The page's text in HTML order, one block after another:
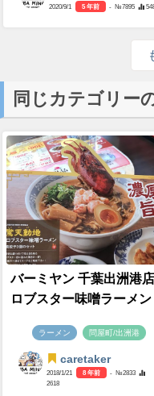
2020/9/1 5 年前 - №7895
同じカテゴリー
バーミヤン 千葉出洲港店
ロブスター味噌ラーメン
ラーメン 問屋町/出洲港
caretaker
2018/1/21 8 年前
- №2833
2618